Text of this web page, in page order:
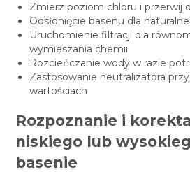
Zmierz poziom chloru i przerwij
Odsłonięcie basenu dla
Uruchomienie filtracji dla
wymieszania chemii
Rozcieńczanie wody w razie
Zastosowanie neutralizatora
wartościach
Rozpoznanie i
niskiego lub
basenie